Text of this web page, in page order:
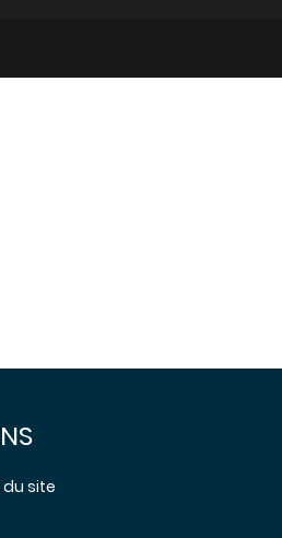
du site